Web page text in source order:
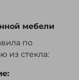
мебели
по
из стекла: